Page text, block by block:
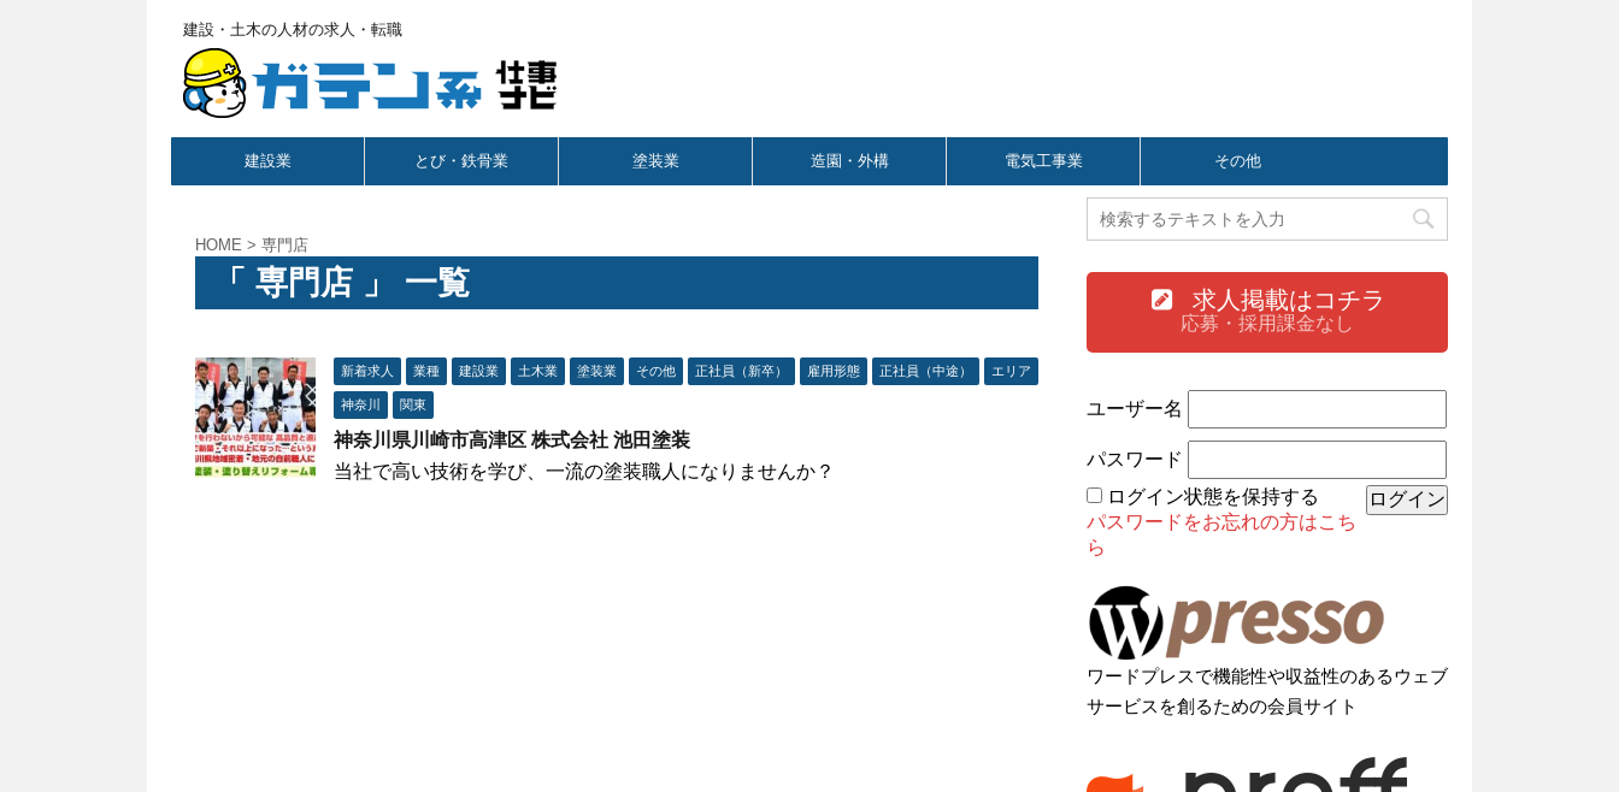
建設・土木の人材の求人・転職
建設業 とび・鉄骨業 塗装業 造園・外構 電気工事業 その他
HOME > 専門店
「 専門店 」 一覧
新着求人 業種 建設業 土木業 塗装業 その他 正社員（新卒） 雇用形態 正社員（中途） エリア
神奈川 関東
神奈川県川崎市高津区 株式会社 池田塗装
当社で高い技術を学び、一流の塗装職人になりませんか？
求人掲載はコチラ
応募・採用課金なし
ユーザー名
パスワード
ログイン状態を保持する
パスワードをお忘れの方はこち
ら
ワードプレスで機能性や収益性のあるウェブ
サービスを創るための会員サイト